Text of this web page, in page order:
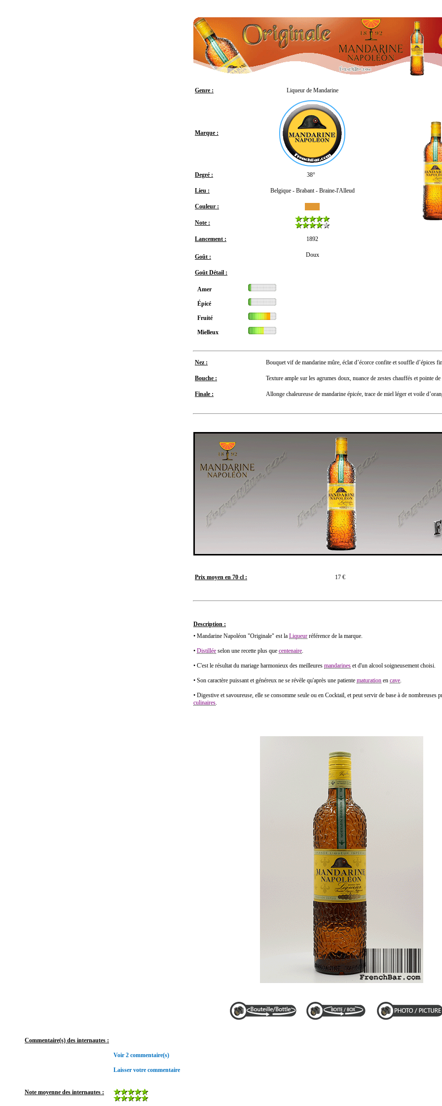
Genre : Liqueur de Mandarine
Marque :
Degré : 38°
Lieu : Belgique - Brabant - Braine-l'Alleud
Couleur :
Note :
Lancement : 1892
Goût : Doux
Goût Détail :
Amer
Épicé
Fruité
Mielleux
Nez : Bouquet vif de mandarine mûre, éclat d’écorce confite et souffle d’épices
Bouche : Texture ample sur les agrumes doux, nuance de zestes chauffés et pointe
Finale : Allonge chaleureuse de mandarine épicée, trace de miel léger et voile
Prix moyen en 70 cl : 17 €
Description :
• Mandarine Napoléon "Originale" est la Liqueur référence de la marque.
• Distillée selon une recette plus que centenaire.
• C'est le résultat du mariage harmonieux des meilleures mandarines et d'un alcool soigneusement choisi.
• Son caractère puissant et généreux ne se révèle qu'après une patiente maturation en cave.
• Digestive et savoureuse, elle se consomme seule ou en Cocktail, et peut servir de base à de nombreuses
culinaires.
Commentaire(s) des internautes :
Voir 2 commentaire(s)
Laisser votre commentaire
Note moyenne des internautes :